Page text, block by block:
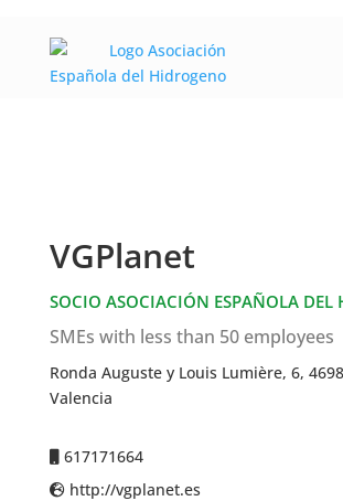
VGPlanet
SOCIO ASOCIACIÓN ESPAÑOLA DEL
SMEs with less than 50 employees
Ronda Auguste y Louis Lumière, 6,
Valencia
617171664
http://vgplanet.es